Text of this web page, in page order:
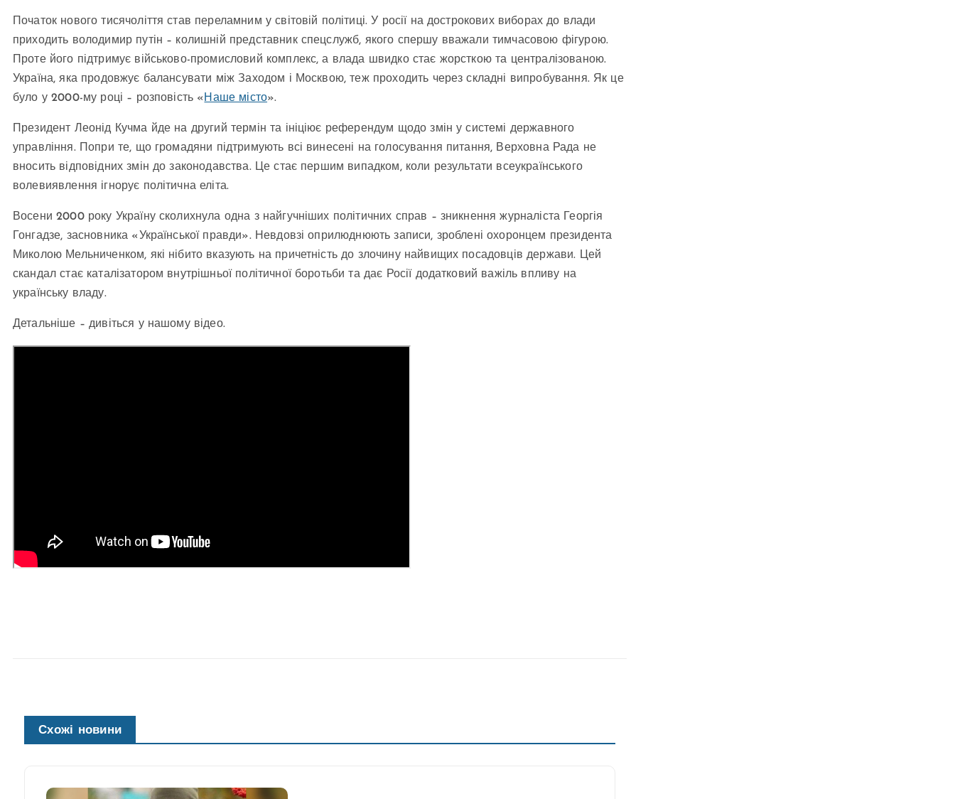
Початок нового тисячоліття став переламним у світовій політиці. У росії на дострокових виборах до влади
приходить володимир путін – колишній представник спецслужб, якого спершу вважали тимчасовою фігурою.
Проте його підтримує військово-промисловий комплекс, а влада швидко стає жорсткою та централізованою.
Україна, яка продовжує балансувати між Заходом і Москвою, теж проходить через складні випробування. Як це
було у 2000-му році – розповість « Наше місто».
Президент Леонід Кучма йде на другий термін та ініціює референдум щодо змін у системі державного
управління. Попри те, що громадяни підтримують всі винесені на голосування питання, Верховна Рада не
вносить відповідних змін до законодавства. Це стає першим випадком, коли результати всеукраїнського
волевиявлення ігнорує політична еліта.
Восени 2000 року Україну сколихнула одна з найгучніших політичних справ – зникнення журналіста Георгія
Гонгадзе, засновника «Української правди». Невдовзі оприлюднюють записи, зроблені охоронцем президента
Миколою Мельниченком, які нібито вказують на причетність до злочину найвищих посадовців держави. Цей
скандал стає каталізатором внутрішньої політичної боротьби та дає Росії додатковий важіль впливу на
українську владу.
Детальніше – дивіться у нашому відео.
Схожі новини